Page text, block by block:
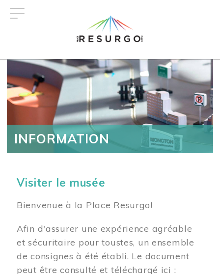
INFORMATION
Visiter le musée
Bienvenue à la Place Resurgo!
Afin d'assurer une expérience agréable
et sécuritaire pour toustes, un ensemble
de consignes à été établi. Le document
peut être consulté et téléchargé ici :